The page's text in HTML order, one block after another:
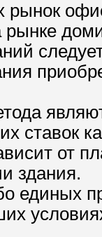
рынок
рынке
ставок
от
здания.
единых